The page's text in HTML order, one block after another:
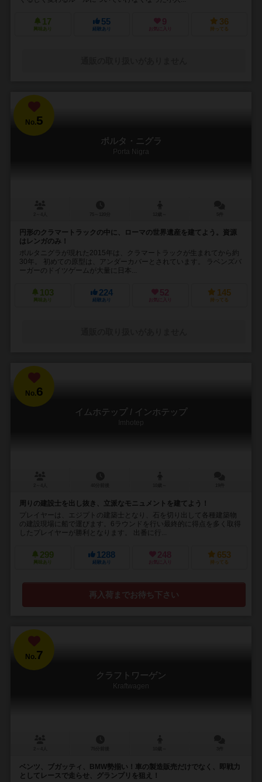
17
興味あり
55
経験あり
9
お気に入り
36
持ってる
No.5
ポルタ・ニグラ
Porta Nigra
円形のクラマートラックの中に、ローマの世界遺産を建てよう。資源
はレンガのみ！
ポルタニグラが現れた2015年は、クラマートラックが生まれてから約
30年。 初めての原型は、アンダーカバーとされています。 ラベンズバ
ーガーのドイツゲームが大量に日本...
103
興味あり
224
経験あり
52
お気に入り
145
持ってる
No.6
イムホテップ / インホテップ
Imhotep
周りの建設士を出し抜き、立派なモニュメントを建てよう！
プレイヤーは、エジプトの建築士となり、石を切り出して各種建築物
の建設現場に船で運びます。6ラウンドを行い最終的に得点を多く取得
したプレイヤーが勝利となります。 出番に行...
299
興味あり
1288
経験あり
248
お気に入り
653
持ってる
再入荷までお待ち下さい
No.7
クラフトワーゲン
Kraftwagen
ベンツ、ブガッティ、BMW勢揃い！車の製造販売だけでなく、即戦力
としてレースで走らせ、グランプリを狙え！